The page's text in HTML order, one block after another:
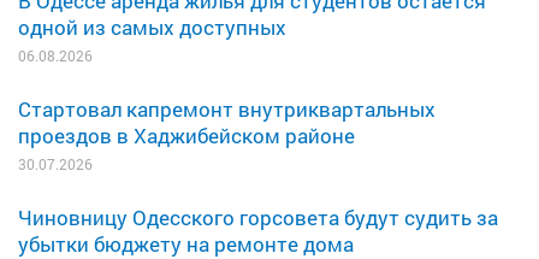
одной из самых доступных
06.08.2026
Стартовал капремонт внутриквартальных
проездов в Хаджибейском районе
30.07.2026
Чиновницу Одесского горсовета будут судить за
убытки бюджету на ремонте дома